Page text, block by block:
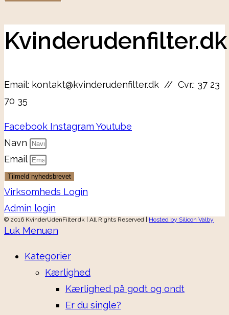
Kvinderudenfilter.dk
Email: kontakt@kvinderudenfilter.dk // Cvr.: 37 23
70 35
Facebook Instagram Youtube
Navn
Email
Tilmeld nyhedsbrevet
Virksomheds Login
Admin login
© 2016 KvinderUdenFilter.dk | All Rights Reserved | Hosted by Silicon Valby
Luk Menuen
Kategorier
Kærlighed
Kærlighed på godt og ondt
Er du single?